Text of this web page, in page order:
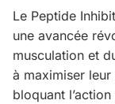
Le Peptide
une avancée
musculation et
à maximiser
bloquant